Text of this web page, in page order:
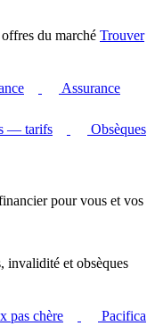
du marché Trouver
Assurance
— tarifs
Obsèques
pour vous et vos
invalidité et obsèques
pas chère
Pacifica